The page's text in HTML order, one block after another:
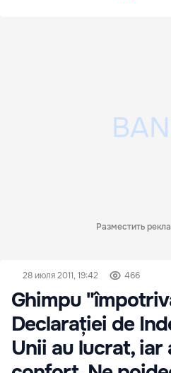
Разместить
28 июля 2011, 19:42 466
Ghimpu
Declarației de
Unii au lucrat, iar